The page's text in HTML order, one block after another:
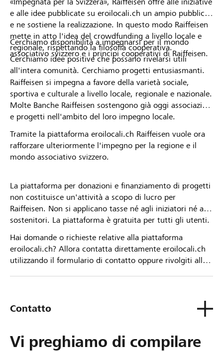
e alle idee pubblicate su eroilocali.ch un ampio pubblico
e ne sostiene la realizzazione. In questo modo Raiffeisen
mette in atto l'idea del crowdfunding a livello locale e
regionale, rispettando la filosofia cooperativa.
Cerchiamo idee positive che possano rivelarsi utili
all'intera comunità. Cerchiamo progetti entusiasmanti.
Cerchiamo disponibilità a impegnarsi per il mondo
associativo svizzero e i principi cooperativi di Raiffeisen.
Raiffeisen si impegna a favore della varietà sociale,
sportiva e culturale a livello locale, regionale e nazionale.
Molte Banche Raiffeisen sostengono già oggi associazioni
e progetti nell'ambito del loro impegno locale.
Tramite la piattaforma eroilocali.ch Raiffeisen vuole ora
rafforzare ulteriormente l'impegno per la regione e il
mondo associativo svizzero.
La piattaforma per donazioni e finanziamento di progetti
non costituisce un'attività a scopo di lucro per
Raiffeisen. Non si applicano tasse né agli iniziatori né ai
sostenitori. La piattaforma è gratuita per tutti gli utenti.
Hai domande o richieste relative alla piattaforma
eroilocali.ch? Allora contatta direttamente eroilocali.ch
utilizzando il formulario di contatto oppure rivolgiti alla
Contatto
Vi preghiamo di compilare